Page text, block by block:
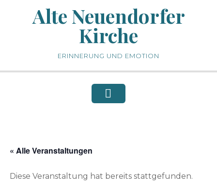
Alte Neuendorfer
Kirche
ERINNERUNG UND EMOTION
« Alle Veranstaltungen
Diese Veranstaltung hat bereits stattgefunden.